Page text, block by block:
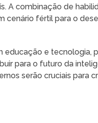
A combinação de
cenário fértil para o
educação e tecnologia,
para o futuro da
serão cruciais para